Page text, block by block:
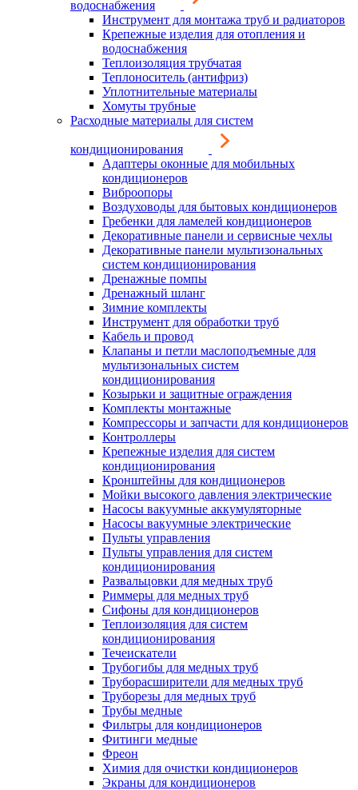
водоснабжения
Инструмент для монтажа труб и радиаторов
Крепежные изделия для отопления и
водоснабжения
Теплоизоляция трубчатая
Теплоноситель (антифриз)
Уплотнительные материалы
Хомуты трубные
Расходные материалы для систем
кондиционирования
Адаптеры оконные для мобильных
кондиционеров
Виброопоры
Воздуховоды для бытовых кондиционеров
Гребенки для ламелей кондиционеров
Декоративные панели и сервисные чехлы
Декоративные панели мультизональных
систем кондиционирования
Дренажные помпы
Дренажный шланг
Зимние комплекты
Инструмент для обработки труб
Кабель и провод
Клапаны и петли маслоподъемные для
мультизональных систем
кондиционирования
Козырьки и защитные ограждения
Комплекты монтажные
Компрессоры и запчасти для кондиционеров
Контроллеры
Крепежные изделия для систем
кондиционирования
Кронштейны для кондиционеров
Мойки высокого давления электрические
Насосы вакуумные аккумуляторные
Насосы вакуумные электрические
Пульты управления
Пульты управления для систем
кондиционирования
Развальцовки для медных труб
Риммеры для медных труб
Сифоны для кондиционеров
Теплоизоляция для систем
кондиционирования
Течеискатели
Трубогибы для медных труб
Труборасширители для медных труб
Труборезы для медных труб
Трубы медные
Фильтры для кондиционеров
Фитинги медные
Фреон
Химия для очистки кондиционеров
Экраны для кондиционеров